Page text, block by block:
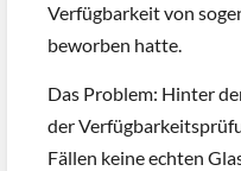
Verfügbarkeit von
beworben hatte.
Das Problem: Hinter
der
Fällen keine echten